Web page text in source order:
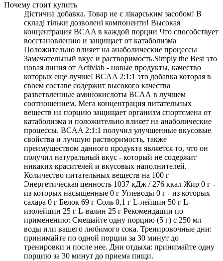
Почему стоит купить
Дієтична добавка. Товар не є лікарським засобом! В
складі тільки дозволені компоненти! Высокая
концентрация BCAA в каждой порции Что способствует
восстановлению и защищает от катаболизма
Положительно влияет на анаболические процессы
Замечательный вкус и растворимость. ​Simply the Best это
новая линия от Activlab - новые продукты, качество
которых еще лучше! BCAA 2:1:1 это добавка которая в
своем составе содержит высокого качества
разветвленные аминокислоты ВСАА в лучшем
соотношением. Мега концентрация питательных
веществ на порцию защищает организм спортсмена от
катаболизма и положительно влияет на анаболические
процессы. BCAA 2:1:1 получил улучшенные вкусовые
свойства и лучшую растворимость, также
преимуществом данного продукта является то, что он
получил натуральный вкус - который не содержит
никаких красителей и вкусовых наполнителей.
Количество питательных веществ на 100 г
Энергетическая ценность 1037 кДж / 276 ккал Жир 0 г -
из которых насыщенные 0 г Углеводы 0 г - из которых
сахара 0 г Белок 69 г Соль 0,1 г L-лейцин 50 г L-
изолейцин 25 г L-валин 25 г Рекомендации по
применению: Смешайте одну порцию (5 г) с 250 мл
воды или вашего любимого сока. Тренировочные дни:
принимайте по одной порции за 30 минут до
тренировки и после нее. Дни отдыха: принимайте одну
порцию за 30 минут до приема пищи.